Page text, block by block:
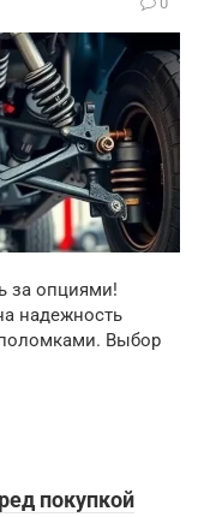
за опциями!
надежность
Выбор
покупкой